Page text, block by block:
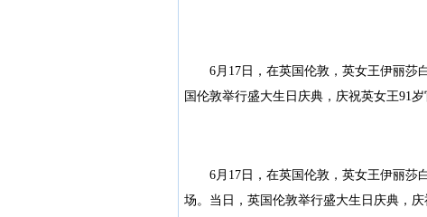
6月17日，在英国伦敦，英女王伊丽莎
国伦敦举行盛大生日庆典，庆祝英女王91
6月17日，在英国伦敦，英女王伊丽莎
场。当日，英国伦敦举行盛大生日庆典，庆